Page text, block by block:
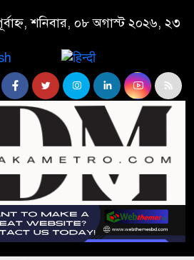
শনিবার, ০৮ অগাস্ট ২০২৬, ২৩